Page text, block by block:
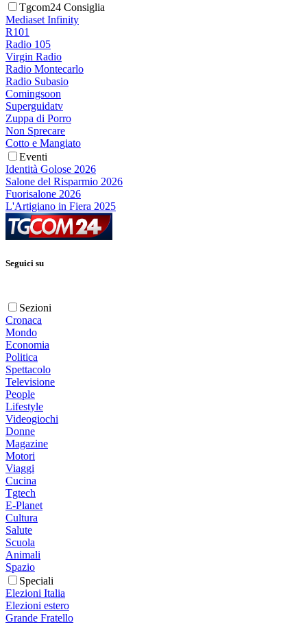
Tgcom24 Consiglia
Mediaset Infinity
R101
Radio 105
Virgin Radio
Radio Montecarlo
Radio Subasio
Comingsoon
Superguidatv
Zuppa di Porro
Non Sprecare
Cotto e Mangiato
Eventi
Identità Golose 2026
Salone del Risparmio 2026
Fuorisalone 2026
L'Artigiano in Fiera 2025
Seguici su
Sezioni
Cronaca
Mondo
Economia
Politica
Spettacolo
Televisione
People
Lifestyle
Videogiochi
Donne
Magazine
Motori
Viaggi
Cucina
Tgtech
E-Planet
Cultura
Salute
Scuola
Animali
Spazio
Speciali
Elezioni Italia
Elezioni estero
Grande Fratello